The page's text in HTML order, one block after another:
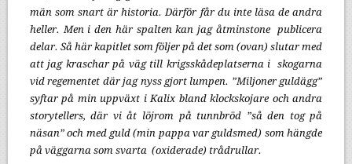
män som snart är historia. Därför får du inte läsa de andra
heller. Men i den här spalten kan jag åtminstone publicera
delar. Så här kapitlet som följer på det som (ovan) slutar med
att jag kraschar på väg till krigsskådeplatserna i skogarna
vid regementet där jag nyss gjort lumpen. ”Miljoner guldägg”
syftar på min uppväxt i Kalix bland klockskojare och andra
storytellers, där vi åt löjrom på tunnbröd ”så den tog på
näsan” och med guld (min pappa var guldsmed) som hängde
på väggarna som svarta (oxiderade) trådrullar.